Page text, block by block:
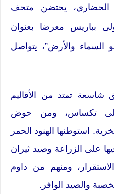
الحضاري، يحتضن متحف
بباريس معرضا بعنوان
السماء والأرض”، يتواصل
تمتد من الأقاليم
إلى تكساس، ومن حوض
استوطنها الهنود الحمر
على الزراعة وصيد ثيران
ومنهم من داوم
والصيد الوافر.